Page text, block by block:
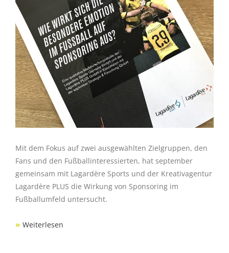
Mit dem Fokus auf zwei ausgewählten Zielgruppen, den
Fans und den Fußballinteressierten, hat september
gemeinsam mit Lagardère Sports und der Kreativagentur
Lagardère PLUS die Wirkung von Sponsoring im
Fußballumfeld untersucht.
» Weiterlesen